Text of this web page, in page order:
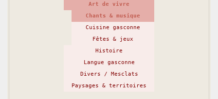
Art de vivre
Chants & musique
Cuisine gasconne
Fêtes & jeux
Histoire
Langue gasconne
Divers / Mesclats
Paysages & territoires